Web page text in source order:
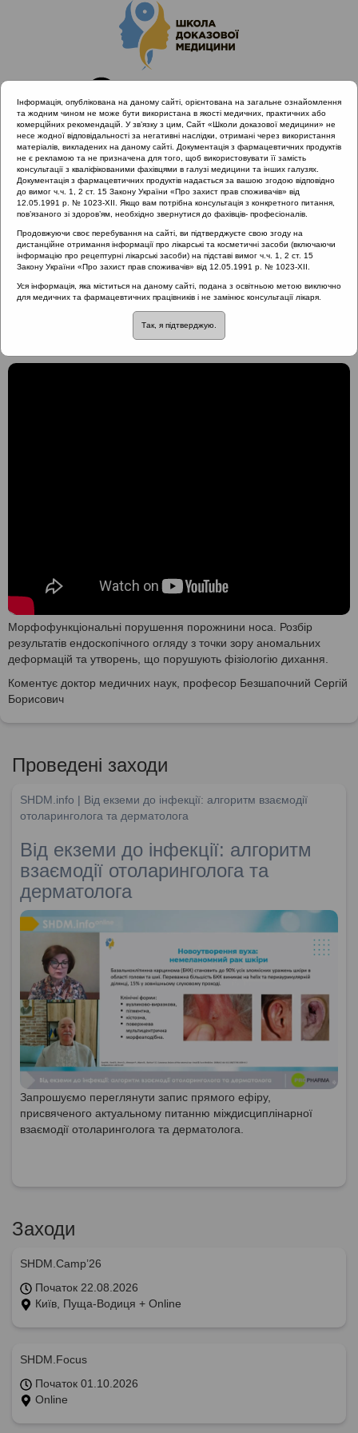
Головна
Проведені заходи
Науково-практична конференція. Міждисциплінарний підхід
до діагностики та лікування гострого риносинуситу та отиту з
позицій доказової медицини (Дніпро)
Морфологічні порушення порожнини носа
Морфологічні порушення
порожнини носа
Морфофункціональні порушення порожнини носа. Розбір
результатів ендоскопічного огляду з точки зору аномальних
деформацій та утворень, що порушують фізіологію дихання.
Коментує доктор медичних наук, професор Безшапочний Сергій
Борисович
Проведені заходи
SHDM.info | Від екземи до інфекції: алгоритм взаємодії
отоларинголога та дерматолога
Від екземи до інфекції: алгоритм
взаємодії отоларинголога та
дерматолога
Запрошуємо переглянути запис прямого ефіру,
присвяченого актуальному питанню міждисциплінарної
взаємодії отоларинголога та дерматолога.
Заходи
SHDM.Camp’26
Початок 22.08.2026
Київ, Пуща-Водиця + Online
SHDM.Focus
Початок 01.10.2026
Online
Інформація, опублікована на даному сайті, орієнтована на загальне ознайомлення
та жодним чином не може бути використана в якості медичних, практичних або
комерційних рекомендацій. У зв’язку з цим, Сайт «Школи доказової медицини» не
несе жодної відповідальності за негативні наслідки, отримані через використання
матеріалів, викладених на даному сайті. Документація з фармацевтичних продуктів
не є рекламою та не призначена для того, щоб використовувати її замість
консультації з кваліфікованими фахівцями в галузі медицини та інших галузях.
Документація з фармацевтичних продуктів надається за вашою згодою відповідно
до вимог ч.ч. 1, 2 ст. 15 Закону України «Про захист прав споживачів» від
12.05.1991 р. № 1023-XII. Якщо вам потрібна консультація з конкретного питання,
пов’язаного зі здоров’ям, необхідно звернутися до фахівців- професіоналів.
Продовжуючи своє перебування на сайті, ви підтверджуєте свою згоду на
дистанційне отримання інформації про лікарські та косметичні засоби (включаючи
інформацію про рецептурні лікарські засоби) на підставі вимог ч.ч. 1, 2 ст. 15
Закону України «Про захист прав споживачів» від 12.05.1991 р. № 1023-XII.
Уся інформація, яка міститься на даному сайті, подана з освітньою метою виключно
для медичних та фармацевтичних працівників і не замінює консультації лікаря.
Так, я підтверджую.